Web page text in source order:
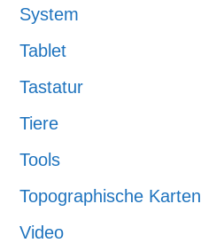
System
Tablet
Tastatur
Tiere
Tools
Topographische Karten
Video